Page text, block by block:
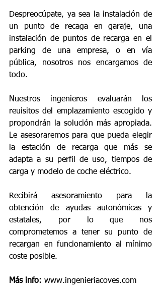
Despreocúpate, ya sea la instalación de
un punto de recaga en garaje, una
instalación de puntos de recarga en el
parking de una empresa, o en vía
pública, nosotros nos encargamos de
todo.
Nuestros ingenieros evaluarán los
reuisitos del emplazamiento escogido y
propondrán la solución más apropiada.
Le asesoraremos para que pueda elegir
la estación de recarga que más se
adapta a su perfil de uso, tiempos de
carga y modelo de coche eléctrico.
Recibirá asesoramiento para la
obtención de ayudas autonómicas y
estatales, por lo que nos
comprometemos a tener su punto de
recargan en funcionamiento al mínimo
coste posible.
Más info: www.ingenieriacoves.com